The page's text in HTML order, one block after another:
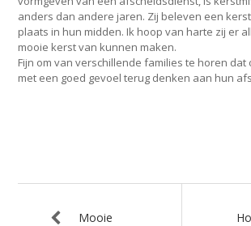
anders dan andere jaren. Zij beleven een
plaats in hun midden. Ik hoop van harte zij er
mooie kerst van kunnen maken.
Fijn om van verschillende families te horen dat
met een goed gevoel terug denken aan hun
Mooie